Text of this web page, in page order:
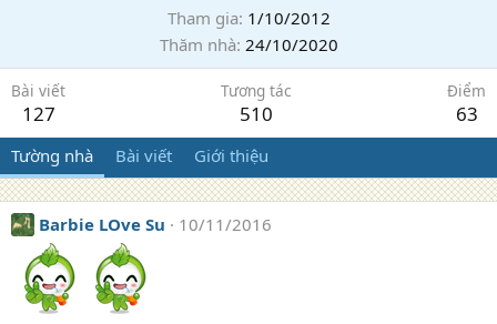
Tham gia 1/10/2012
Thăm nhà 24/10/2020
Bài viết
127
Tương tác
510
Điểm
63
Tường nhà Bài viết Giới thiệu
Barbie LOve Su 10/11/2016